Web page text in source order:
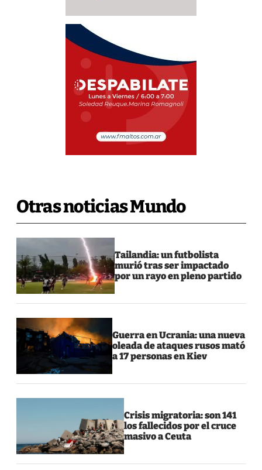
Otras noticias Mundo
Tailandia: un futbolista
murió tras ser impactado
por un rayo en pleno partido
Guerra en Ucrania: una nueva
oleada de ataques rusos mató
a 17 personas en Kiev
Crisis migratoria: son 141
los fallecidos por el cruce
masivo a Ceuta